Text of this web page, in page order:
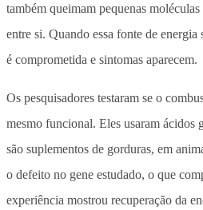
também queimam pequenas
entre si. Quando essa fonte de energia
é comprometida e sintomas aparecem.
Os pesquisadores testaram se o
mesmo funcional. Eles usaram ácidos
são suplementos de gorduras, em
o defeito no gene estudado, o que
experiência mostrou recuperação da